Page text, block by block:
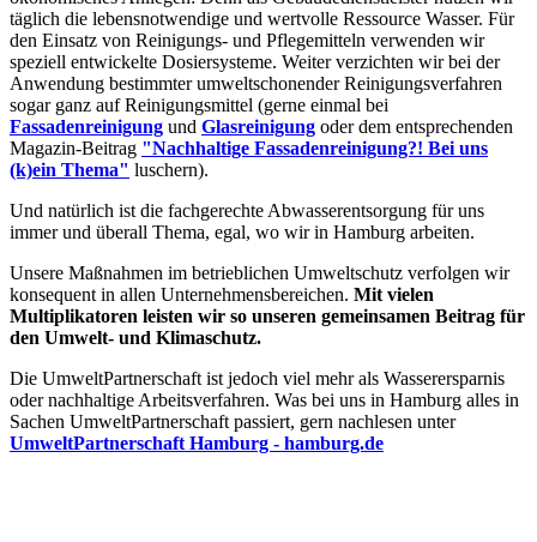
täglich die lebensnotwendige und wertvolle Ressource Wasser. Für
den Einsatz von Reinigungs- und Pflegemitteln verwenden wir
speziell entwickelte Dosiersysteme. Weiter verzichten wir bei der
Anwendung bestimmter umweltschonender Reinigungsverfahren
sogar ganz auf Reinigungsmittel (gerne einmal bei
Fassadenreinigung und Glasreinigung oder dem entsprechenden
Magazin-Beitrag "Nachhaltige Fassadenreinigung?! Bei uns
(k)ein Thema" luschern).
Und natürlich ist die fachgerechte Abwasserentsorgung für uns
immer und überall Thema, egal, wo wir in Hamburg arbeiten.
Unsere Maßnahmen im betrieblichen Umweltschutz verfolgen wir
konsequent in allen Unternehmensbereichen. Mit vielen
Multiplikatoren leisten wir so unseren gemeinsamen Beitrag für
den Umwelt- und Klimaschutz.
Die UmweltPartnerschaft ist jedoch viel mehr als Wasserersparnis
oder nachhaltige Arbeitsverfahren. Was bei uns in Hamburg alles in
Sachen UmweltPartnerschaft passiert, gern nachlesen unter
UmweltPartnerschaft Hamburg - hamburg.de